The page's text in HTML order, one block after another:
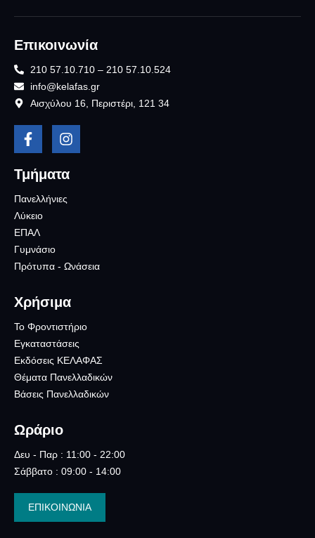
Επικοινωνία
210 57.10.710 – 210 57.10.524
info@kelafas.gr
Αισχύλου 16, Περιστέρι, 121 34
Τμήματα
Πανελλήνιες
Λύκειο
ΕΠΑΛ
Γυμνάσιο
Πρότυπα - Ωνάσεια
Χρήσιμα
Το Φροντιστήριο
Εγκαταστάσεις
Εκδόσεις ΚΕΛΑΦΑΣ
Θέματα Πανελλαδικών
Βάσεις Πανελλαδικών
Ωράριο
Δευ - Παρ : 11:00 - 22:00
Σάββατο : 09:00 - 14:00
ΕΠΙΚΟΙΝΩΝΙΑ